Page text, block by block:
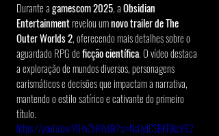
Durante a gamescom 2025, a Obsidian
Entertainment revelou um novo trailer de The
Outer Worlds 2, oferecendo mais detalhes sobre o
aguardado RPG de ficção científica. O vídeo destaca
a exploração de mundos diversos, personagens
carismáticos e decisões que impactam a narrativa,
mantendo o estilo satírico e cativante do primeiro
título.
https://youtu.be/YtHvZbKYv8k?si=NsUyJCSBKFJkcVB2